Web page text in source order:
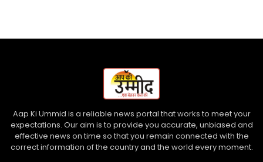
Aap Ki Ummid is a reliable news portal that works to meet your
expectations. Our aim is to provide you accurate, unbiased and
effective news on time so that you remain connected with the
correct information of the country and the world every moment.